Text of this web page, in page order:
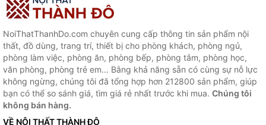
NoiThatThanhDo.com chuyên cung cấp thông tin sản phẩm nội
thất, đồ dùng, trang trí, thiết bị cho phòng khách, phòng ngủ,
phòng làm việc, phòng ăn, phòng bếp, phòng tắm, phòng học,
văn phòng, phòng trẻ em... Bằng khả năng sẵn có cùng sự nỗ lực
không ngừng, chúng tôi đã tổng hợp hơn 212800 sản phẩm, giúp
bạn có thể so sánh giá, tìm giá rẻ nhất trước khi mua. Chúng tôi
không bán hàng.
VỀ NỘI THẤT THÀNH ĐÔ